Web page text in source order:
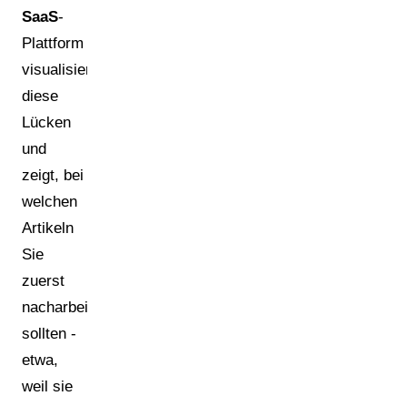
SaaS-
Plattform
visualisiert
diese
Lücken
und
zeigt, bei
welchen
Artikeln
Sie
zuerst
nacharbeiten
sollten -
etwa,
weil sie